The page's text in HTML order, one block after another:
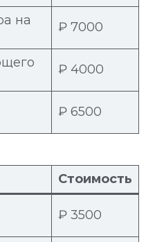
на
₽ 7000
₽ 4000
₽ 6500
Стоимость
₽ 3500